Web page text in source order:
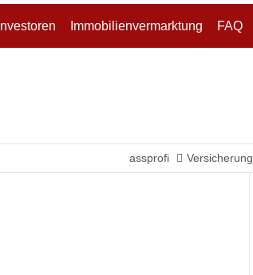
Get in touch
Have any questions?
Investoren Immobilienvermarktung FAQ
assprofi Versicherung